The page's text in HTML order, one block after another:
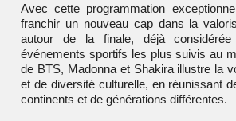
Avec cette programmation
franchir un nouveau cap dans la
autour de la finale, déjà
événements sportifs les plus suivis au
de BTS, Madonna et Shakira illustre la
et de diversité culturelle, en réunissant
continents et de générations différentes.